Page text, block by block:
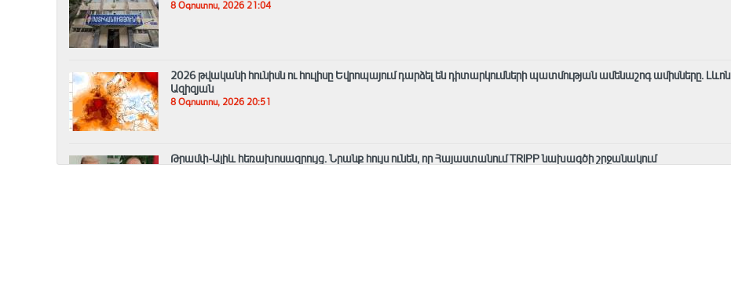
8 Օգոստոս, 2026 21:04
2026 թվականի հունիսն ու հուլիսը Եվրոպայում դարձել են դիտարկումների պատմության ամենաշոգ ամիսները․ Լևոն
Ազիզյան
8 Օգոստոս, 2026 20:51
Թրամփ-Ալիև հեռախոսազրույց. Նրանք հույս ունեն, որ Հայաստանում TRIPP նախագծի շրջանակում